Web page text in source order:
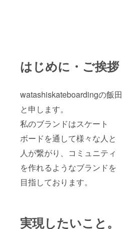
はじめに・ご挨拶
watashiskateboardingの飯田
と申します。
私のブランドはスケート
ボードを通して様々な人と
人が繋がり、コミュニティ
を作れるようなブランドを
目指しております。
実現したいこと。